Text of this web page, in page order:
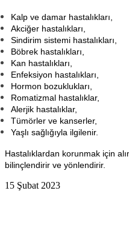
Kalp ve damar hastalıkları,
Akciğer hastalıkları,
Sindirim sistemi hastalıkları,
Böbrek hastalıkları,
Kan hastalıkları,
Enfeksiyon hastalıkları,
Hormon bozuklukları,
Romatizmal hastalıklar,
Alerjik hastalıklar,
Tümörler ve kanserler,
Yaşlı sağlığıyla ilgilenir.
Hastalıklardan korunmak için
bilinçlendirir ve yönlendirir.
15 Şubat 2023